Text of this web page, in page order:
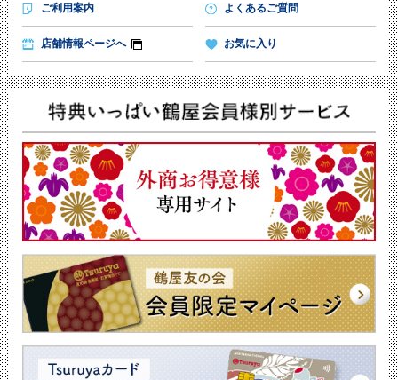
ご利用案内 よくあるご質問
店舗情報ページへ お気に入り